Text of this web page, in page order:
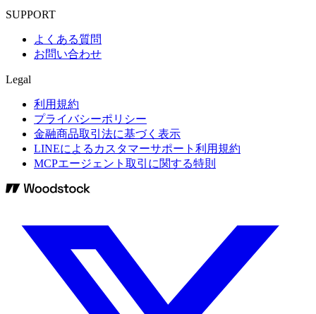
SUPPORT
よくある質問
お問い合わせ
Legal
利用規約
プライバシーポリシー
金融商品取引法に基づく表示
LINEによるカスタマーサポート利用規約
MCPエージェント取引に関する特則